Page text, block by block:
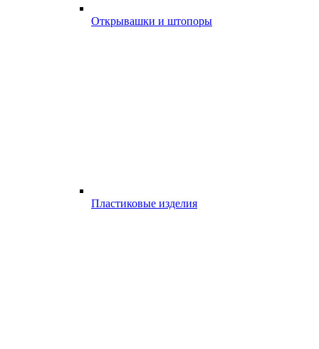
Открывашки и штопоры
Пластиковые изделия